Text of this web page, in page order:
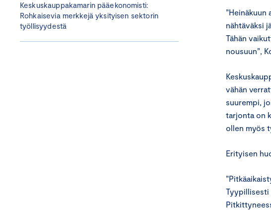
Keskuskauppakamarin pääekonomisti:
Rohkaisevia merkkejä yksityisen sektorin
työllisyydestä
nähtäväksi
Tähän
nousuun”,
vähän
suurempi,
tarjonta on
ollen myös
Erityisen
Tyypillisesti